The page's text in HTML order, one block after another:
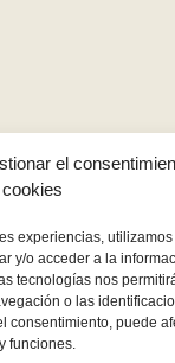
el
experiencias,
y/o acceder a la
tecnologías nos
o las
consentimiento, puede
funciones.